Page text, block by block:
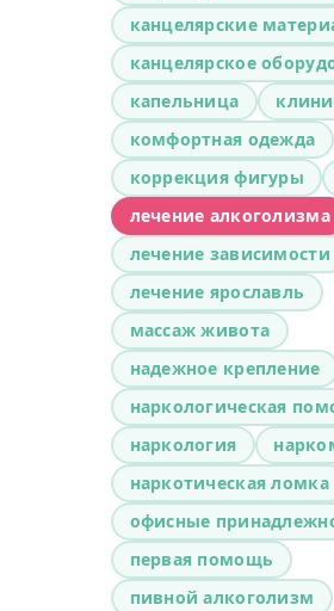
канцелярские
канцелярское
капельница
комфортная одежда
коррекция фигуры
лечение алкоголизма
лечение зависимости
лечение ярославль
массаж живота
надежное крепление
наркологическая
наркология
наркотическая ломка
офисные
первая помощь
пивной алкоголизм